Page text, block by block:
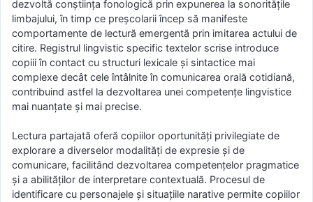
dezvoltă conștiința fonologică prin expunerea la sonoritățile
limbajului, în timp ce preșcolarii încep să manifeste
comportamente de lectură emergentă prin imitarea actului de
citire. Registrul lingvistic specific textelor scrise introduce
copiii în contact cu structuri lexicale și sintactice mai
complexe decât cele întâlnite în comunicarea orală cotidiană,
contribuind astfel la dezvoltarea unei competențe lingvistice
mai nuanțate și mai precise.
Lectura partajată oferă copiilor oportunități privilegiate de
explorare a diverselor modalități de expresie și de
comunicare, facilitând dezvoltarea competențelor pragmatice
și a abilităților de interpretare contextuală. Procesul de
identificare cu personajele și situațiile narative permite copiilor